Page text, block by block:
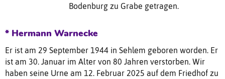
Bodenburg zu Grabe getragen.
* Hermann Warnecke
Er ist am 29 September 1944 in Sehlem geboren worden. Er
ist am 30. Januar im Alter von 80 Jahren verstorben. Wir
haben seine Urne am 12. Februar 2025 auf dem Friedhof zu